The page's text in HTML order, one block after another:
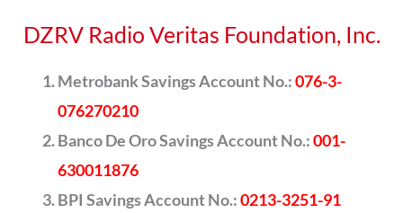
DZRV Radio Veritas Foundation, Inc.
Metrobank Savings Account No.:076-3-
076270210
Banco De Oro Savings Account No.:001-
630011876
BPI Savings Account No.:0213-3251-91